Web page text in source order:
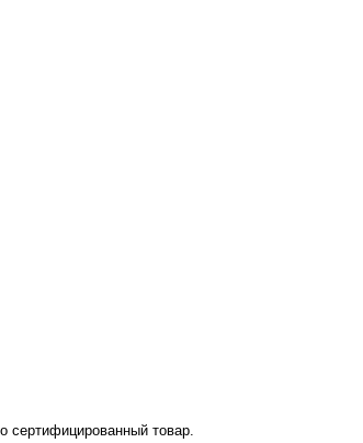
сертифицированный товар.